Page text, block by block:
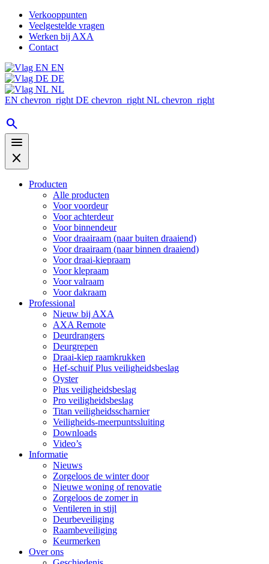
Verkooppunten
Veelgestelde vragen
Werken bij AXA
Contact
EN
DE
NL
EN chevron_right DE chevron_right NL chevron_right
search
menu
close
Producten
Alle producten
Voor voordeur
Voor achterdeur
Voor binnendeur
Voor draairaam (naar buiten draaiend)
Voor draairaam (naar binnen draaiend)
Voor draai-kiepraam
Voor klepraam
Voor valraam
Voor dakraam
Professional
Nieuw bij AXA
AXA Remote
Deurdrangers
Deurgrepen
Draai-kiep raamkrukken
Hef-schuif Plus veiligheidsbeslag
Oyster
Plus veiligheidsbeslag
Pro veiligheidsbeslag
Titan veiligheidsscharnier
Veiligheids-meerpuntssluiting
Downloads
Video’s
Informatie
Nieuws
Zorgeloos de winter door
Nieuwe woning of renovatie
Zorgeloos de zomer in
Ventileren in stijl
Deurbeveiliging
Raambeveiliging
Keurmerken
Over ons